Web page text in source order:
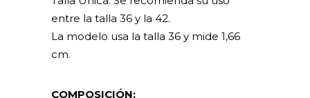
entre la talla 36 y la 42.
La modelo usa la talla 36 y mide 1,66
cm.
COMPOSICIÓN: